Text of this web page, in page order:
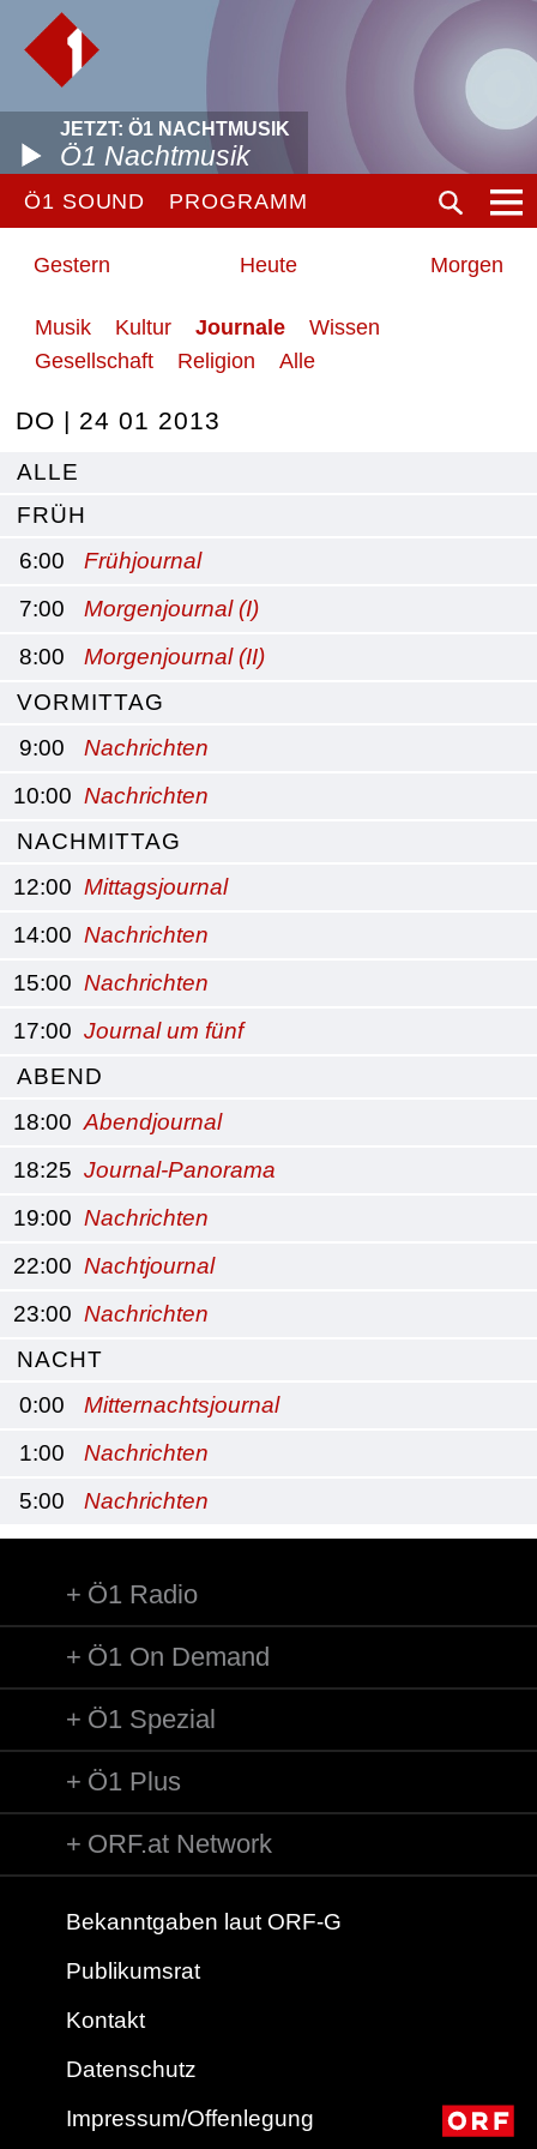
JETZT: Ö1 NACHTMUSIK
Ö1 Nachtmusik
Ö1 SOUND PROGRAMM
Gestern Heute Morgen
Musik Kultur Journale
Wissen
Gesellschaft
Religion Alle
DO | 24 01 2013
ALLE
FRÜH
6:00
Frühjournal
7:00
Morgenjournal (I)
8:00
Morgenjournal (II)
VORMITTAG
9:00
Nachrichten
10:00 Nachrichten
NACHMITTAG
12:00 Mittagsjournal
14:00 Nachrichten
15:00 Nachrichten
17:00 Journal um fünf
ABEND
18:00 Abendjournal
18:25 Journal-Panorama
19:00 Nachrichten
22:00 Nachtjournal
23:00 Nachrichten
NACHT
0:00
Mitternachtsjournal
1:00
Nachrichten
5:00
Nachrichten
Ö1 Radio
Ö1 On Demand
Ö1 Spezial
Ö1 Plus
ORF.at Network
Bekanntgaben laut ORF-G
Publikumsrat
Kontakt
Datenschutz
Impressum/Offenlegung